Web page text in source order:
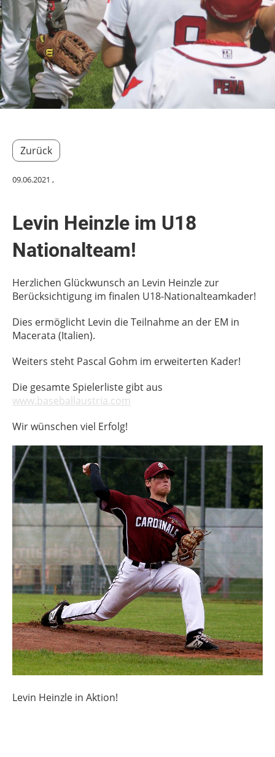
Zurück
09.06.2021 ,
Levin Heinzle im U18
Nationalteam!
Herzlichen Glückwunsch an Levin Heinzle zur
Berücksichtigung im finalen U18-Nationalteamkader!
Dies ermöglicht Levin die Teilnahme an der EM in
Macerata (Italien).
Weiters steht Pascal Gohm im erweiterten Kader!
Die gesamte Spielerliste gibt aus
www.baseballaustria.com
Wir wünschen viel Erfolg!
Levin Heinzle in Aktion!